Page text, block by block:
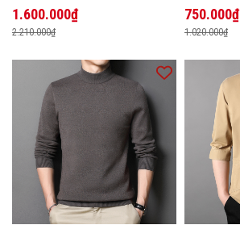
1.600.000₫
2.210.000₫
750.000₫
1.020.000₫